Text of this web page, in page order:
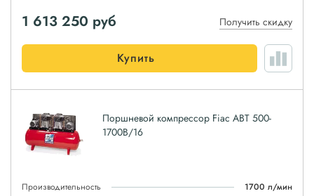
1 613 250 руб Получить скидку
Купить
Поршневой компрессор Fiac ABT 500-
1700B/16
Производительность
1700 л/мин